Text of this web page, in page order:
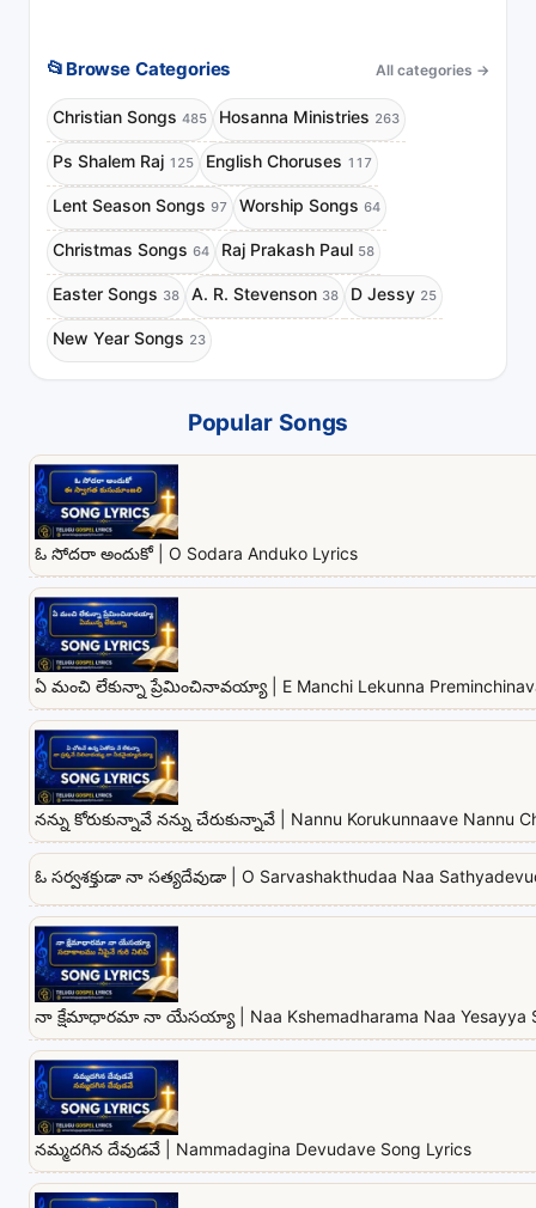
📂 Browse Categories All categories →
Christian Songs 485 Hosanna Ministries 263
Ps Shalem Raj 125 English Choruses 117
Lent Season Songs 97 Worship Songs 64
Christmas Songs 64 Raj Prakash Paul 58
Easter Songs 38 A. R. Stevenson 38 D Jessy 25
New Year Songs 23
Popular Songs
ఓ సోదరా అందుకో | O Sodara Anduko Lyrics
ఏ మంచి లేకున్నా ప్రేమించినావయ్యా | E Manchi Lekunna
నన్ను కోరుకున్నావే నన్ను చేరుకున్నావే | Nannu Korukunnaave Nannu
ఓ సర్వశక్తుడా నా సత్యదేవుడా | O Sarvashakthudaa Naa
నా క్షేమాధారమా నా యేసయ్యా | Naa Kshemadharama Naa Yesayya
నమ్మదగిన దేవుడవే | Nammadagina Devudave Song Lyrics